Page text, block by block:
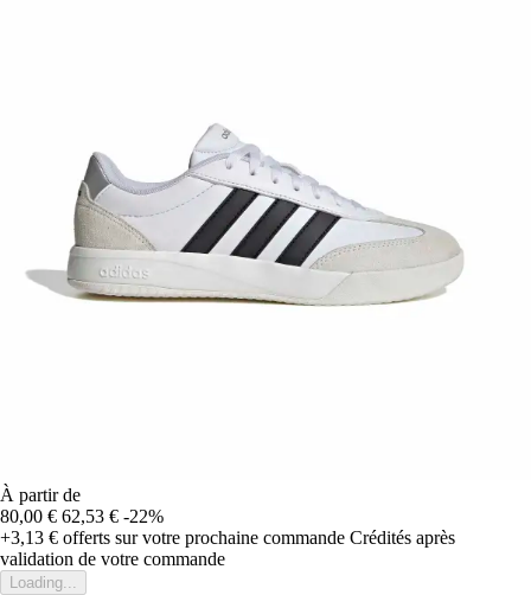
À partir de
80,00 € 62,53 € -22%
+3,13 € offerts sur votre prochaine commande Crédités après
validation de votre commande
Loading...